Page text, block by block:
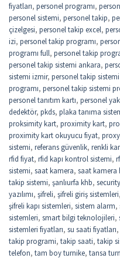
fiyatları, personel programı,
personel sistemi, personel takip,
çizelgesi, personel takip excel,
izi, personel takip programı,
programı full, personel takip
personel takip sistemi ankara,
sistemi izmir, personel takip
programı, personel takip sistemi
personel tanıtım kartı, personel
dedektör, pkds, plaka tanıma
proksimity kart, proximity kart,
proximity kart okuyucu fiyat,
sistemi, referans güvenlik, renkli
rfid fiyat, rfid kapı kontrol sistemi,
sistemi, saat kamera, saat kamera
takip sistemi, şanlıurfa khb,
yazılımı, şifreli, şifreli giriş sistemleri,
şifreli kapı sistemleri, sistem alarm,
sistemleri, smart bilgi teknolojileri,
sistemleri fiyatları, su saati fiyatları,
takip programi, takip saati, takip
telefon, tam boy turnike, tansa